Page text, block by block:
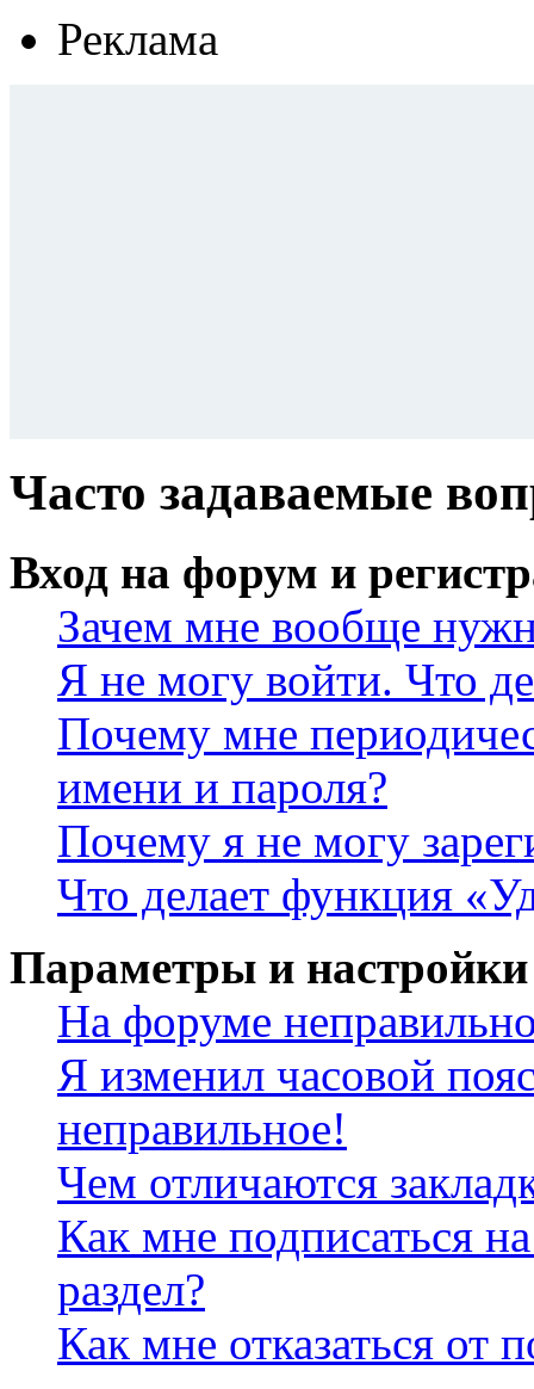
Реклама
Часто задаваемые
Вход на форум и
Зачем мне вообще
Я не могу войти. Что
Почему мне
имени и пароля?
Почему я не могу
Что делает функция
Параметры и настройки
На форуме
Я изменил часовой
неправильное!
Чем отличаются
Как мне подписаться
раздел?
Как мне отказаться от